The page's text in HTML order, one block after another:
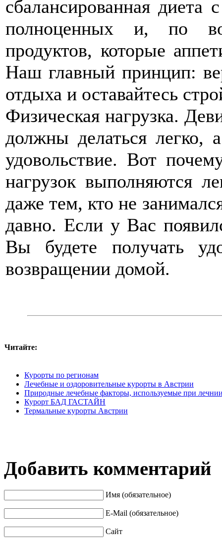
сбалансированная
полноценных и, по
продуктов, которые
Наш главный принцип:
отдыха и оставайтесь
Физическая нагрузка.
должны делаться легко,
удовольствие. Вот
нагрузок выполняются
даже тем, кто не
давно. Если у Вас
Вы будете получать
возвращении домой.
Читайте:
Курорты по регионам
Лечебные и оздоровительные курорты в Австрии
Природные лечебные факторы, используемые при
Курорт БАД ГАCТАЙН
Термальные курорты Австрии
Добавить комментарий
Имя (обязательное)
E-Mail (обязательное)
Сайт